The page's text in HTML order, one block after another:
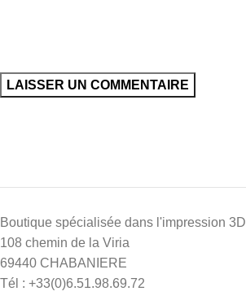
Boutique spécialisée dans l'impression 3D
108 chemin de la Viria
69440 CHABANIERE
Tél : +33(0)6.51.98.69.72